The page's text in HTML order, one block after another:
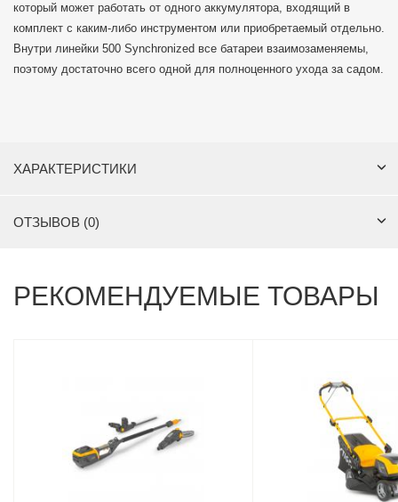
который может работать от одного аккумулятора, входящий в
комплект с каким-либо инструментом или приобретаемый отдельно.
Внутри линейки 500 Synchronized все батареи взаимозаменяемы,
поэтому достаточно всего одной для полноценного ухода за садом.
ХАРАКТЕРИСТИКИ
ОТЗЫВОВ (0)
РЕКОМЕНДУЕМЫЕ ТОВАРЫ